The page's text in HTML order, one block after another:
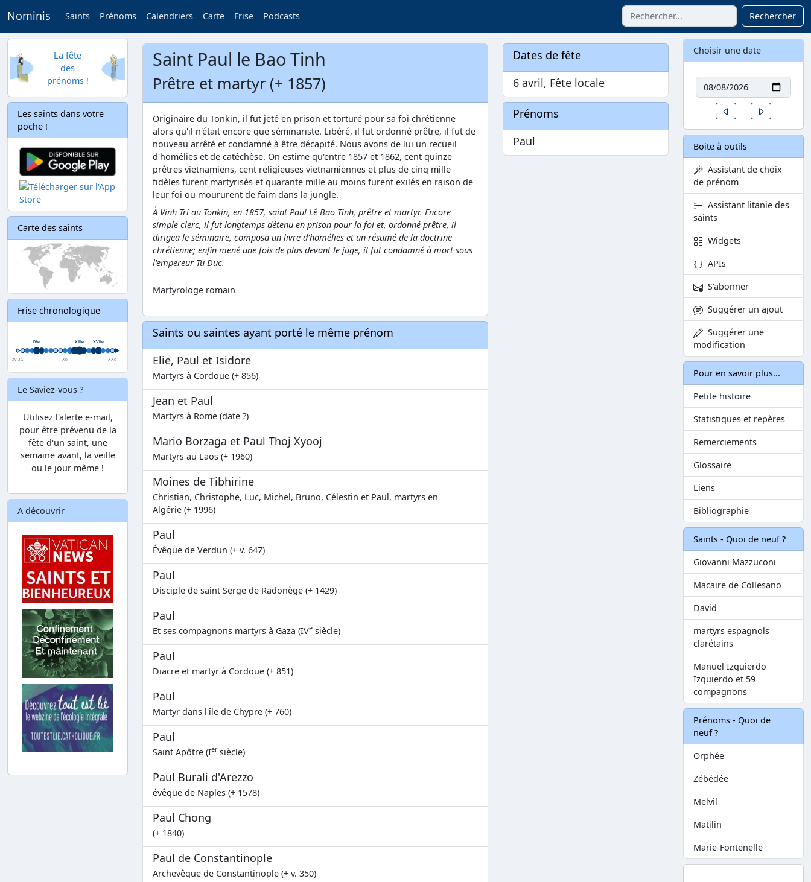
Nominis Saints Prénoms Calendriers Carte Frise Podcasts Rechercher
La fête
des
prénoms !
Les saints dans votre
poche !
Carte des saints
Frise chronologique
Le Saviez-vous ?
Utilisez l'alerte e-mail,
pour être prévenu de la
fête d'un saint, une
semaine avant, la veille
ou le jour même !
A découvrir
Saint Paul le Bao Tinh
Prêtre et martyr (+ 1857)
Originaire du Tonkin, il fut jeté en prison et torturé pour sa foi chrétienne
alors qu'il n'était encore que séminariste. Libéré, il fut ordonné prêtre, il fut de
nouveau arrêté et condamné à être décapité. Nous avons de lui un recueil
d'homélies et de catéchèse. On estime qu'entre 1857 et 1862, cent quinze
prêtres vietnamiens, cent religieuses vietnamiennes et plus de cinq mille
fidèles furent martyrisés et quarante mille au moins furent exilés en raison de
leur foi ou moururent de faim dans la jungle.
À Vinh Tri au Tonkin, en 1857, saint Paul Lê Bao Tinh, prêtre et martyr. Encore
simple clerc, il fut longtemps détenu en prison pour la foi et, ordonné prêtre, il
dirigea le séminaire, composa un livre d'homélies et un résumé de la doctrine
chrétienne; enfin mené une fois de plus devant le juge, il fut condamné à mort sous
l'empereur Tu Duc.
Martyrologe romain
Saints ou saintes ayant porté le même prénom
Elie, Paul et Isidore
Martyrs à Cordoue (+ 856)
Jean et Paul
Martyrs à Rome (date ?)
Mario Borzaga et Paul Thoj Xyooj
Martyrs au Laos (+ 1960)
Moines de Tibhirine
Christian, Christophe, Luc, Michel, Bruno, Célestin et Paul, martyrs en
Algérie (+ 1996)
Paul
Évêque de Verdun (+ v. 647)
Paul
Disciple de saint Serge de Radonège (+ 1429)
Paul
Et ses compagnons martyrs à Gaza (IVe siècle)
Paul
Diacre et martyr à Cordoue (+ 851)
Paul
Martyr dans l'île de Chypre (+ 760)
Paul
Saint Apôtre (Iersiècle)
Paul Burali d'Arezzo
évêque de Naples (+ 1578)
Paul Chong
(+ 1840)
Paul de Constantinople
Archevêque de Constantinople (+ v. 350)
Dates de fête
6 avril, Fête locale
Prénoms
Paul
Choisir une date
Date
Un jour avant
Boite à outils
Assistant de choix
de prénom
Assistant litanie des
saints
Widgets
APIs
S'abonner
Suggérer un ajout
Suggérer une
modification
Pour en savoir plus...
Petite histoire
Statistiques et repères
Remerciements
Glossaire
Liens
Bibliographie
Saints - Quoi de neuf ?
Giovanni Mazzuconi
Macaire de Collesano
David
martyrs espagnols
clarétains
Manuel Izquierdo
Izquierdo et 59
compagnons
Prénoms - Quoi de
neuf ?
Orphée
Zébédée
Melvil
Matilin
Marie-Fontenelle